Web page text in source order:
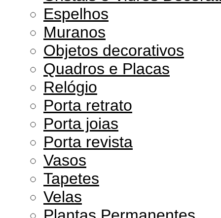
Espelhos
Muranos
Objetos decorativos
Quadros e Placas
Relógio
Porta retrato
Porta joias
Porta revista
Vasos
Tapetes
Velas